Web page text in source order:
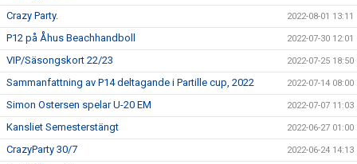
Crazy Party. 2022-08-01 13:11
P12 på Åhus Beachhandboll 2022-07-30 12:01
VIP/Säsongskort 22/23 2022-07-25 18:50
Sammanfattning av P14 deltagande i Partille cup, 2022 2022-07-14 08:00
Simon Ostersen spelar U-20 EM 2022-07-07 11:03
Kansliet Semesterstängt 2022-06-27 01:00
CrazyParty 30/7 2022-06-24 14:13